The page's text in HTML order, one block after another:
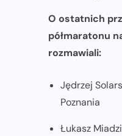
O ostatnich
półmaratonu
rozmawiali:
Jędrzej
Poznania
Łukasz